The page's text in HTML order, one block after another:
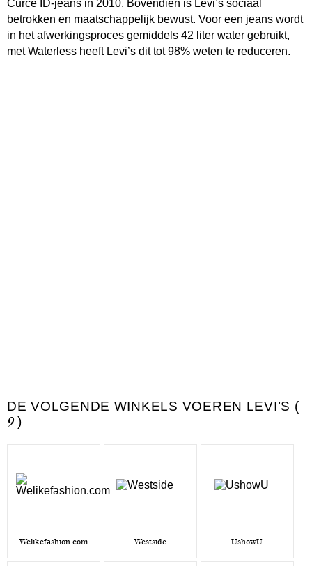
Curce ID-jeans in 2010. Bovendien is Levi’s sociaal
betrokken en maatschappelijk bewust. Voor een jeans wordt
in het afwerkingsproces gemiddels 42 liter water gebruikt,
met Waterless heeft Levi’s dit tot 98% weten te reduceren.
DE VOLGENDE WINKELS VOEREN LEVI’S (
9)
Welikefashion.com Westside UshowU